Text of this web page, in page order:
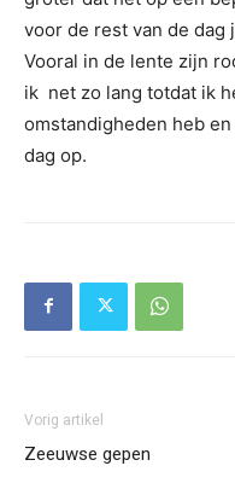
voor de rest van de dag
Vooral in de lente zijn
ik net zo lang totdat ik
omstandigheden heb
dag op.
Vorig artikel
Zeeuwse gepen